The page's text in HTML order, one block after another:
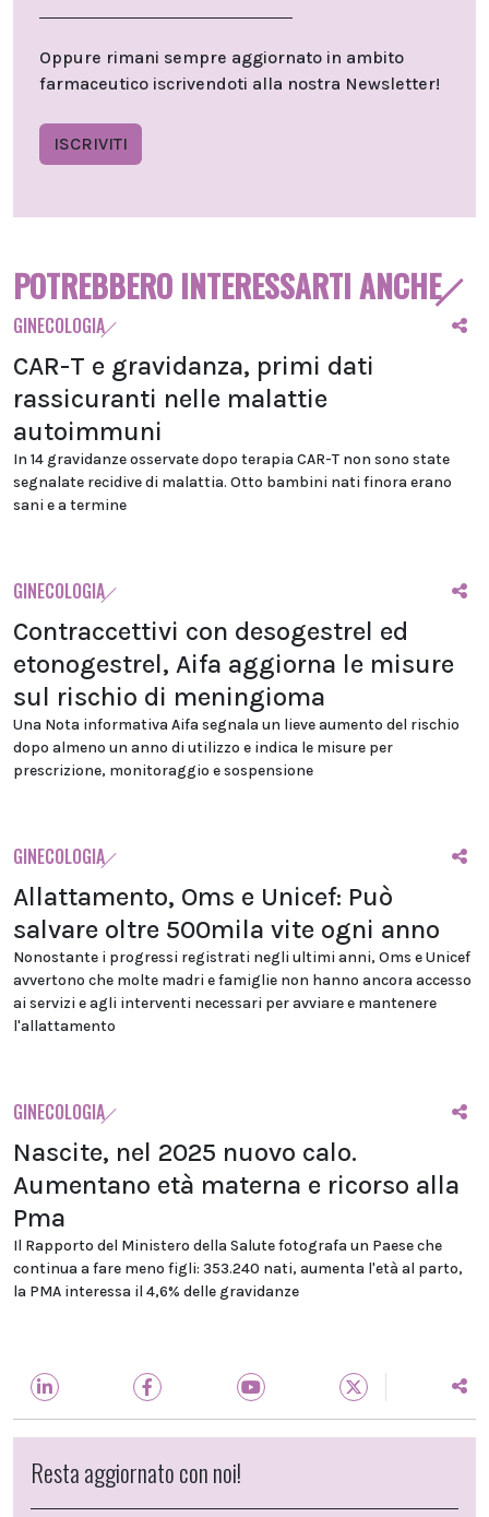
Oppure rimani sempre aggiornato in ambito
farmaceutico iscrivendoti alla nostra Newsletter!
ISCRIVITI
POTREBBERO INTERESSARTI ANCHE
GINECOLOGIA
CAR-T e gravidanza, primi dati
rassicuranti nelle malattie
autoimmuni
In 14 gravidanze osservate dopo terapia CAR-T non sono state
segnalate recidive di malattia. Otto bambini nati finora erano
sani e a termine
GINECOLOGIA
Contraccettivi con desogestrel ed
etonogestrel, Aifa aggiorna le misure
sul rischio di meningioma
Una Nota informativa Aifa segnala un lieve aumento del rischio
dopo almeno un anno di utilizzo e indica le misure per
prescrizione, monitoraggio e sospensione
GINECOLOGIA
Allattamento, Oms e Unicef: Può
salvare oltre 500mila vite ogni anno
Nonostante i progressi registrati negli ultimi anni, Oms e Unicef
avvertono che molte madri e famiglie non hanno ancora accesso
ai servizi e agli interventi necessari per avviare e mantenere
l'allattamento
GINECOLOGIA
Nascite, nel 2025 nuovo calo.
Aumentano età materna e ricorso alla
Pma
Il Rapporto del Ministero della Salute fotografa un Paese che
continua a fare meno figli: 353.240 nati, aumenta l'età al parto,
la PMA interessa il 4,6% delle gravidanze
Resta aggiornato con noi!